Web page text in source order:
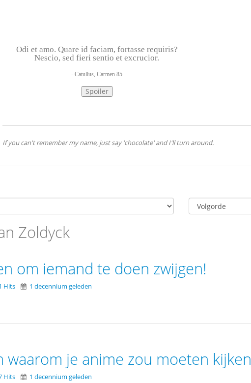
Odi et amo. Quare id faciam, fortasse requiris?
Nescio, sed fieri sentio et excrucior.
- Catullus, Carmen 85
If you can't remember my name, just say 'chocolate' and I'll turn around.
Zoldyck
om iemand te doen zwijgen!
Hits 1 decennium geleden
waarom je anime zou moeten kijken
Hits 1 decennium geleden